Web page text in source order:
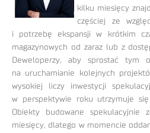
kilku miesięcy
częściej ze
i potrzebę ekspansji w krótkim
magazynowych od zaraz lub z
Deweloperzy, aby sprostać tym
na uruchamianie kolejnych
wysokiej liczy inwestycji
w perspektywie roku utrzymuje
Obiekty budowane spekulacyjnie
miesięcy, dlatego w momencie